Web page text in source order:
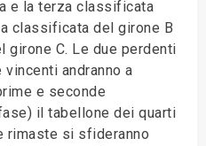
e la terza classificata
classificata del girone B
C. Le due perdenti
andranno a
e seconde
il tabellone dei quarti
rimaste si sfideranno